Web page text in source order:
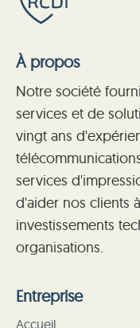
À propos
Notre société
services et de
vingt ans
services
d'aider nos clients
investissements
organisations.
Entreprise
Accueil